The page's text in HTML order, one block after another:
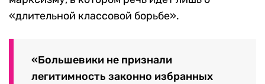
«длительной классовой борьбе».
«Большевики не признали
легитимность законно избранных